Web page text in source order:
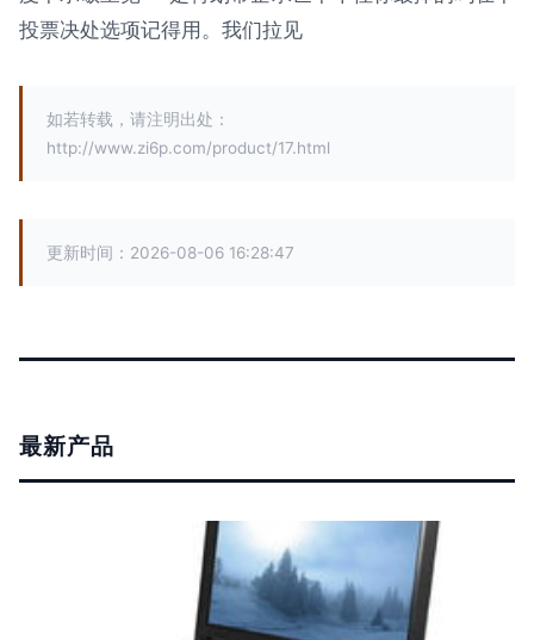
投票决处选项记得用。我们拉见
如若转载，请注明出处：
http://www.zi6p.com/product/17.html
更新时间：2026-08-06 16:28:47
最新产品